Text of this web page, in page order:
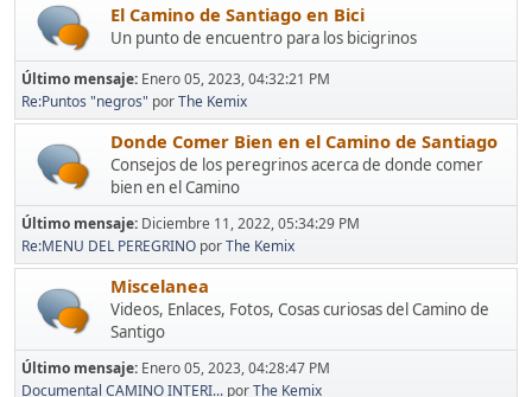
El Camino de Santiago en Bici
Un punto de encuentro para los bicigrinos
Último mensaje: Enero 05, 2023, 04:32:21 PM
Re:Puntos "negros" porThe Kemix
Donde Comer Bien en el Camino de Santiago
Consejos de los peregrinos acerca de donde comer
bien en el Camino
Último mensaje: Diciembre 11, 2022, 05:34:29 PM
Re:MENU DEL PEREGRINO porThe Kemix
Miscelanea
Videos, Enlaces, Fotos, Cosas curiosas del Camino de
Santigo
Último mensaje: Enero 05, 2023, 04:28:47 PM
Documental CAMINO INTERI... porThe Kemix